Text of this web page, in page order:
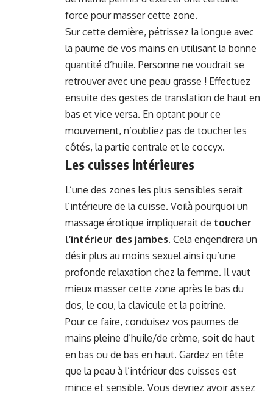
force pour masser cette zone.
Sur cette dernière, pétrissez la longue avec
la paume de vos mains en utilisant la bonne
quantité d’huile. Personne ne voudrait se
retrouver avec une peau grasse ! Effectuez
ensuite des gestes de translation de haut en
bas et vice versa. En optant pour ce
mouvement, n’oubliez pas de toucher les
côtés, la partie centrale et le coccyx.
Les cuisses intérieures
L’une des zones les plus sensibles serait
l’intérieure de la cuisse. Voilà pourquoi un
massage érotique impliquerait de toucher
l’intérieur des jambes. Cela engendrera un
désir plus au moins sexuel ainsi qu’une
profonde relaxation chez la femme. Il vaut
mieux masser cette zone après le bas du
dos, le cou, la clavicule et la poitrine.
Pour ce faire, conduisez vos paumes de
mains pleine d’huile/de crème, soit de haut
en bas ou de bas en haut. Gardez en tête
que la peau à l’intérieur des cuisses est
mince et sensible. Vous devriez avoir assez